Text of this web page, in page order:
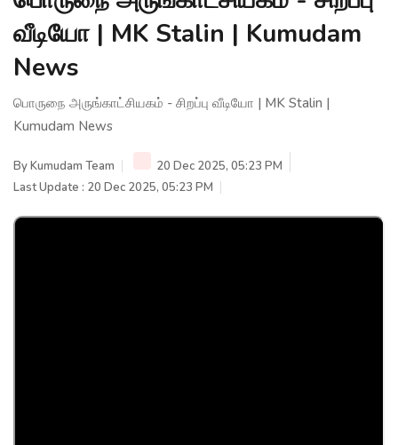
வீடியோ | MK Stalin | Kumudam
News
பொருநை அருங்காட்சியகம் - சிறப்பு வீடியோ | MK Stalin |
Kumudam News
ByKumudam Team
20 Dec 2025, 05:23 PM
Last Update : 20 Dec 2025, 05:23 PM